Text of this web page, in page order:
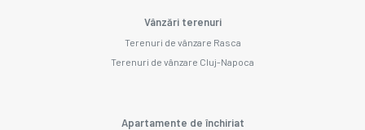
Vânzări terenuri
Terenuri de vânzare Rasca
Terenuri de vânzare Cluj-Napoca
Apartamente de închiriat